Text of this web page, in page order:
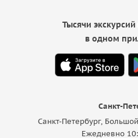
Санкт-
Санкт-Петербург,
Ежедневно
Тысячи
в одном